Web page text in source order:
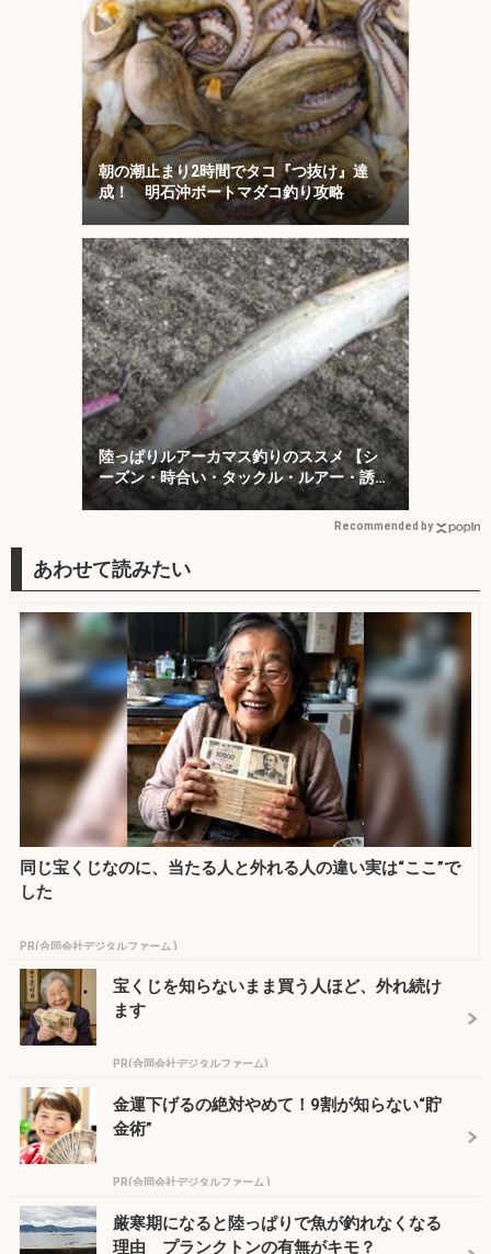
朝の潮止まり2時間でタコ『つ抜け』達
成！ 明石沖ボートマダコ釣り攻略
陸っぱりルアーカマス釣りのススメ 【シ
ーズン・時合い・タックル・ルアー・誘い
方を解説】
Recommended by
同じ宝くじなのに、当たる人と外れる人の違い実は“ここ”で
した
PR(合同会社デジタルファーム )
宝くじを知らないまま買う人ほど、外れ続け
ます
PR(合同会社デジタルファーム)
金運下げるの絶対やめて！9割が知らない“貯
金術”
PR(合同会社デジタルファーム )
厳寒期になると陸っぱりで魚が釣れなくなる
理由 プランクトンの有無がキモ？